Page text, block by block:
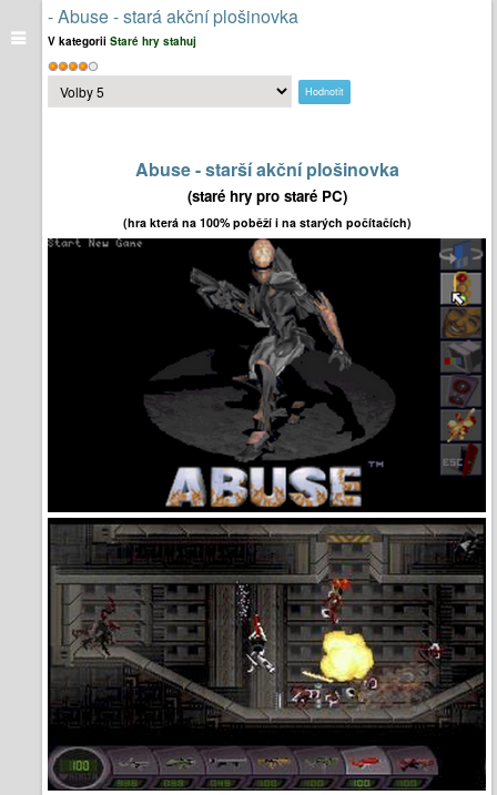
- Abuse - stará akční plošinovka
V kategorii Staré hry stahuj
Hodnocení
uživatelů:
Hodnoťte
prosím
Abuse - starší akční plošinovka
(staré hry pro staré PC)
(hra která na 100% poběží i na starých počítačích)